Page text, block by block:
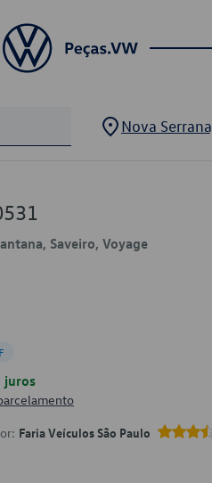
Nova Serrana
Saveiro, Voyage
juros
Faria Veículos São Paulo